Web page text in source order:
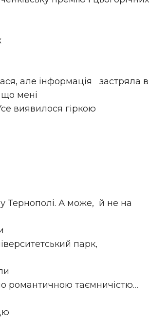
але інформація застряла в
мені
виявилося гіркою
у Тернополі. А може, й не на
парк,
романтичною таємничістю…